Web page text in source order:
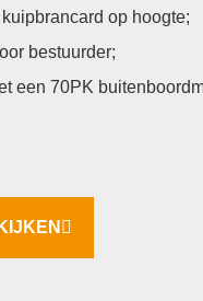
op hoogte;
bestuurder;
een 70PK